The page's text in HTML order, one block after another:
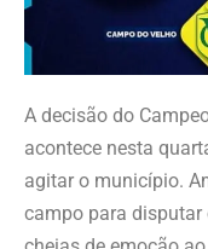
A decisão do
acontece nesta
agitar o município.
campo para